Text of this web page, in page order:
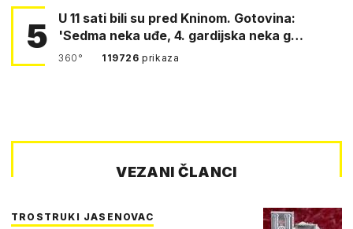
5
U 11 sati bili su pred Kninom. Gotovina:
'Sedma neka uđe, 4. gardijska neka g…
360° 119726prikaza
VEZANI ČLANCI
TROSTRUKI JASENOVAC